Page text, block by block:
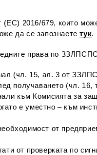
(ЕС) 2016/679, които
да се запознаететук.
права по
(чл. 15, ал. 3 от
получаването (чл.
към Комисията за
е уместно – към
от
от проверката по